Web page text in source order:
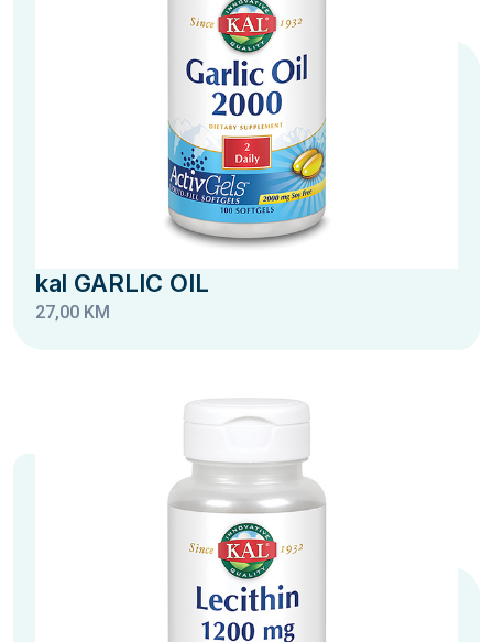
kal GARLIC OIL
27,00 KM